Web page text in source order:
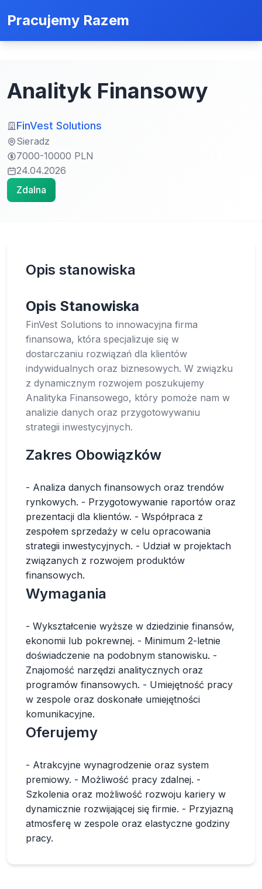
Pracujemy Razem
Analityk Finansowy
FinVest Solutions
Sieradz
7000-10000 PLN
24.04.2026
Zdalna
Opis stanowiska
Opis Stanowiska
FinVest Solutions to innowacyjna firma
finansowa, która specjalizuje się w
dostarczaniu rozwiązań dla klientów
indywidualnych oraz biznesowych. W związku
z dynamicznym rozwojem poszukujemy
Analityka Finansowego, który pomoże nam w
analizie danych oraz przygotowywaniu
strategii inwestycyjnych.
Zakres Obowiązków
- Analiza danych finansowych oraz trendów
rynkowych. - Przygotowywanie raportów oraz
prezentacji dla klientów. - Współpraca z
zespołem sprzedaży w celu opracowania
strategii inwestycyjnych. - Udział w projektach
związanych z rozwojem produktów
finansowych.
Wymagania
- Wykształcenie wyższe w dziedzinie finansów,
ekonomii lub pokrewnej. - Minimum 2-letnie
doświadczenie na podobnym stanowisku. -
Znajomość narzędzi analitycznych oraz
programów finansowych. - Umiejętność pracy
w zespole oraz doskonałe umiejętności
komunikacyjne.
Oferujemy
- Atrakcyjne wynagrodzenie oraz system
premiowy. - Możliwość pracy zdalnej. -
Szkolenia oraz możliwość rozwoju kariery w
dynamicznie rozwijającej się firmie. - Przyjazną
atmosferę w zespole oraz elastyczne godziny
pracy.